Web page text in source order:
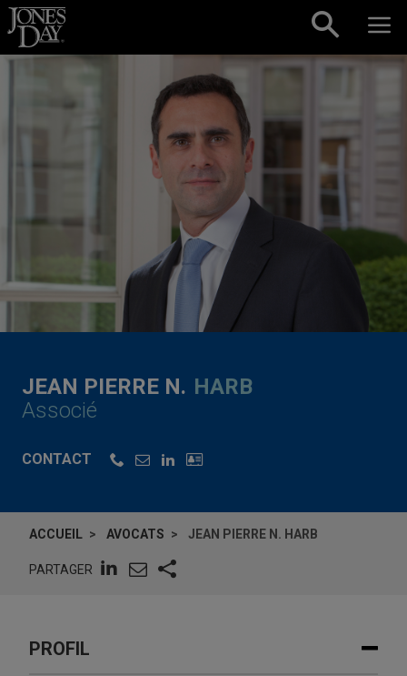
Skip to content
JEAN PIERRE N. HARB
Associé
CONTACT
ACCUEIL AVOCATS JEAN PIERRE N. HARB
PARTAGER
PROFIL